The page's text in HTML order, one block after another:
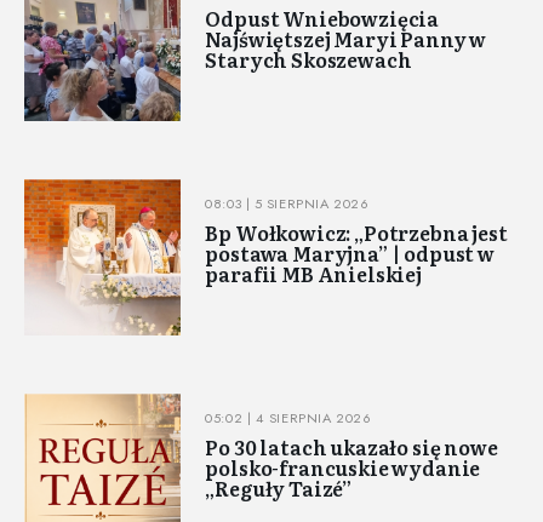
Odpust Wniebowzięcia
Najświętszej Maryi Panny w
Starych Skoszewach
08:03 | 5 SIERPNIA 2026
Bp Wołkowicz: „Potrzebna jest
postawa Maryjna” | odpust w
parafii MB Anielskiej
05:02 | 4 SIERPNIA 2026
Po 30 latach ukazało się nowe
polsko-francuskie wydanie
„Reguły Taizé”